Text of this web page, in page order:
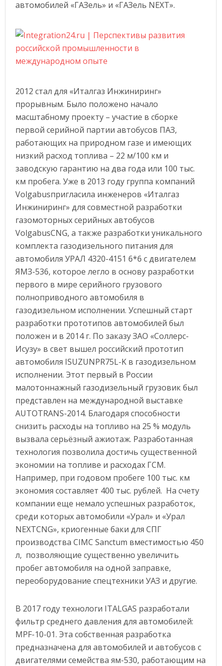
автомобилей «ГАЗель» и «ГАЗель NEXT».
2012 стал для «Италгаз Инжиниринг»
прорывным. Было положено начало
масштабному проекту – участие в сборке
первой серийной партии автобусов ПАЗ,
работающих на природном газе и имеющих
низкий расход топлива – 22 м/100 км и
заводскую гарантию на два года или 100 тыс.
км пробега. Уже в 2013 году группа компаний
Volgabusпригласила инженеров «Италгаз
Инжиниринг» для совместной разработки
газомоторных серийных автобусов
VolgabusCNG, а также разработки уникального
комплекта газодизельного питания для
автомобиля УРАЛ 4320-4151 6*6 с двигателем
ЯМЗ-536, которое легло в основу разработки
первого в мире серийного грузового
полноприводного автомобиля в
газодизельном исполнении. Успешный старт
разработки прототипов автомобилей был
положен и в 2014 г. По заказу ЗАО «Соллерс-
Исузу» в свет вышел российский прототип
автомобиля ISUZUNPR75L-K в газодизельном
исполнении. Этот первый в России
малотоннажный газодизельный грузовик был
представлен на международной выставке
AUTOTRANS-2014. Благодаря способности
снизить расходы на топливо на 25 % модуль
вызвала серьёзный ажиотаж. Разработанная
технология позволила достичь существенной
экономии на топливе и расходах ГСМ.
Например, при годовом пробеге 100 тыс. км
экономия составляет 400 тыс. рублей. На счету
компании еще немало успешных разработок,
среди которых автомобили «Урал» и «Урал
NEXTCNG», криогенные баки для СПГ
производства CIMC Sanctum вместимостью 450
л, позволяющие существенно увеличить
пробег автомобиля на одной заправке,
переоборудование спецтехники УАЗ и другие.
В 2017 году технологи ITALGAS разработали
фильтр среднего давления для автомобилей:
МPF-10-01. Эта собственная разработка
предназначена для автомобилей и автобусов с
двигателями семейства ям-530, работающим на